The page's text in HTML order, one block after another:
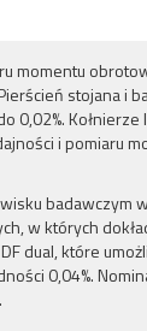
momentu
stojana i
0,02%. Kołnierze
i pomiaru
badawczym
w których
dual, które
0,04%.